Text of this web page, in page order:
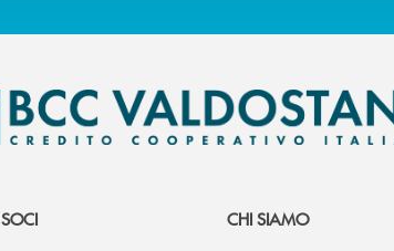
SOCI
CHI SIAMO